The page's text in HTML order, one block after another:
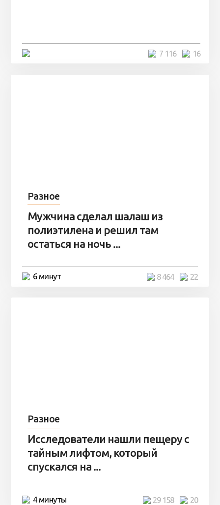
16
7 116
Разное
Мужчина сделал шалаш из
полиэтилена и решил там
остаться на ночь ...
6 минут 22
8 464
Разное
Исследователи нашли пещеру с
тайным лифтом, который
спускался на ...
4 минуты 20
29 158